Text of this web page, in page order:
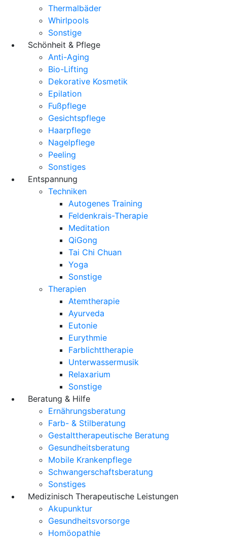
Thermalbäder
Whirlpools
Sonstige
Schönheit & Pflege
Anti-Aging
Bio-Lifting
Dekorative Kosmetik
Epilation
Fußpflege
Gesichtspflege
Haarpflege
Nagelpflege
Peeling
Sonstiges
Entspannung
Techniken
Autogenes Training
Feldenkrais-Therapie
Meditation
QiGong
Tai Chi Chuan
Yoga
Sonstige
Therapien
Atemtherapie
Ayurveda
Eutonie
Eurythmie
Farblichttherapie
Unterwassermusik
Relaxarium
Sonstige
Beratung & Hilfe
Ernährungsberatung
Farb- & Stilberatung
Gestalttherapeutische Beratung
Gesundheitsberatung
Mobile Krankenpflege
Schwangerschaftsberatung
Sonstiges
Medizinisch Therapeutische Leistungen
Akupunktur
Gesundheitsvorsorge
Homöopathie